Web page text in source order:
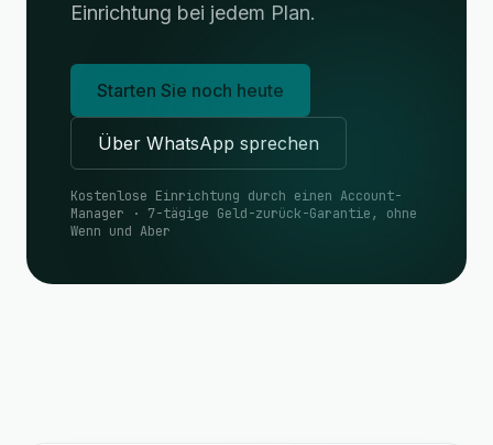
Einrichtung bei jedem Plan.
Starten Sie noch heute
Über WhatsApp sprechen
Kostenlose Einrichtung durch einen Account-
Manager · 7-tägige Geld-zurück-Garantie, ohne
Wenn und Aber